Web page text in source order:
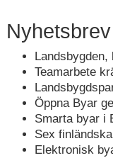
Teamarbete
Öppna Byar
Smarta byar i
Sex
Elektronisk